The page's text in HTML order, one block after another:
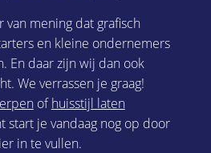
van mening dat grafisch
en kleine ondernemers
En daar zijn wij dan ook
We verrassen je graag!
ofhuisstijl laten
start je vandaag nog op door
in te vullen.